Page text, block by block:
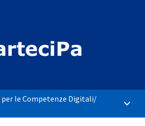
per le Competenze Digitali/
Main